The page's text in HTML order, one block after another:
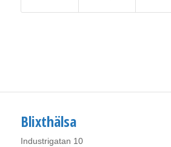
Blixthälsa
Industrigatan 10